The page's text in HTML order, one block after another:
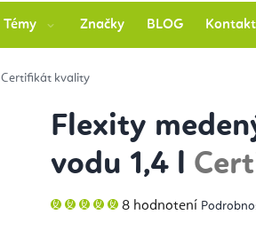
Témy Značky BLOG Kontakt
Certifikát kvality
Flexity
vodu 1,4 l
Priemerné
hodnotenie
8 hodnotení